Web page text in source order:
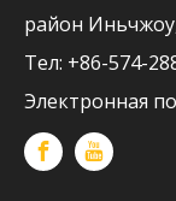
район
Тел: +86-574-
Электронная